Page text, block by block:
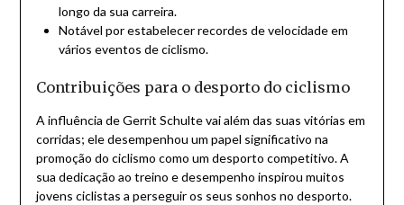
longo da sua carreira.
Notável por estabelecer recordes de velocidade em
vários eventos de ciclismo.
Contribuições para o desporto do ciclismo
A influência de Gerrit Schulte vai além das suas vitórias em
corridas; ele desempenhou um papel significativo na
promoção do ciclismo como um desporto competitivo. A
sua dedicação ao treino e desempenho inspirou muitos
jovens ciclistas a perseguir os seus sonhos no desporto.